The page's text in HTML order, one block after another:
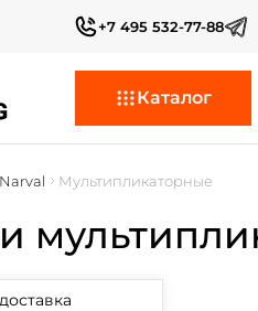
+7 495 532-77-88
Каталог
Narval Мультипликаторные